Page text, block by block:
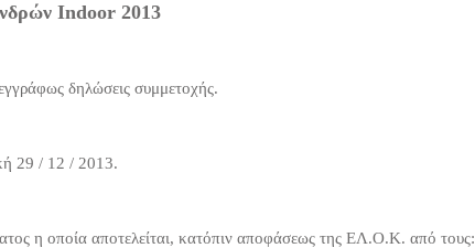
Indoor 2013
δηλώσεις συμμετοχής.
29 / 12 / 2013.
η οποία αποτελείται, κατόπιν αποφάσεως της ΕΛ.Ο.Κ. από τους: